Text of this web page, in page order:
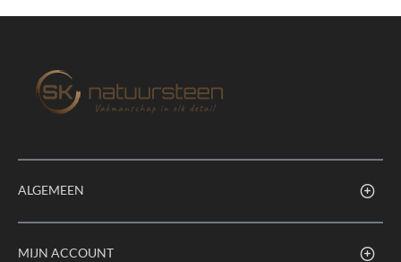
ALGEMEEN
MIJN ACCOUNT